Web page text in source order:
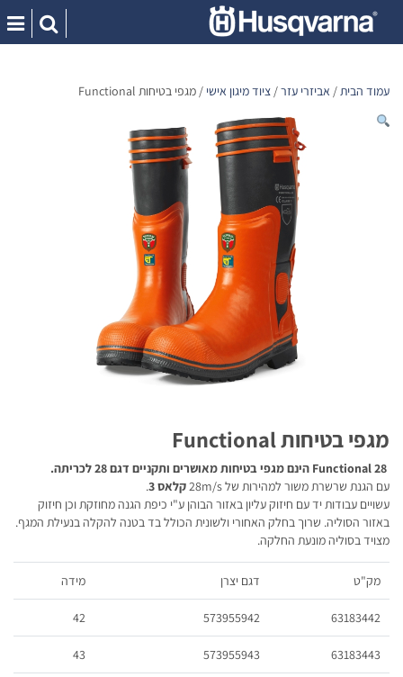
content
עמוד הבית/ אביזרי עזר/ ציוד מיגון אישי / מגפי בטיחות Functional
מגפי בטיחות Functional
עם הגנת שרשרת משור למהירות של 28m/s
קלאס 3
.
עשויים עבודות יד עם חיזוק עליון באזור הבוהן ע"י כיפת הגנה מחוזקת וכן חיזוק
באזור הסוליה. שרוך בחלק האחורי ולשונית הכולל בד בטנה להקלה בנעילת המגף.
מצויד בסוליה מונעת החלקה.
מק"ט דגם יצרן מידה
63183442
573955942
42
63183443
573955943
43